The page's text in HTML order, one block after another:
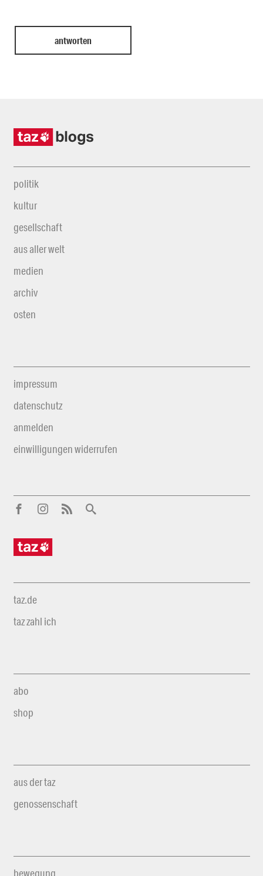
politik
kultur
gesellschaft
aus aller welt
medien
archiv
osten
impressum
datenschutz
anmelden
einwilligungen widerrufen
taz.de
taz zahl ich
abo
shop
aus der taz
genossenschaft
bewegung